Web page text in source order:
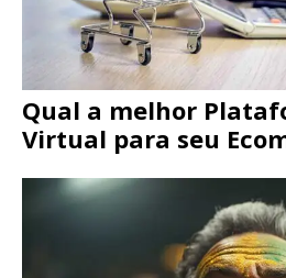
Qual a melhor
Virtual para seu